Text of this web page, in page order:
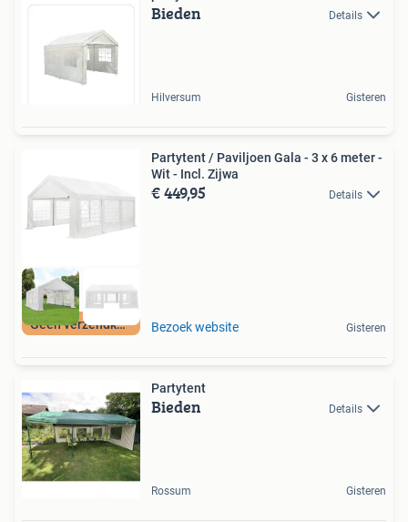
Bieden Details
Hilversum Gisteren
Geen verzendkosten
Partytent / Paviljoen Gala - 3 x 6 meter -
Wit - Incl. Zijwa
€ 449,95 Details
Bezoek website Gisteren
Partytent
Bieden Details
Rossum Gisteren